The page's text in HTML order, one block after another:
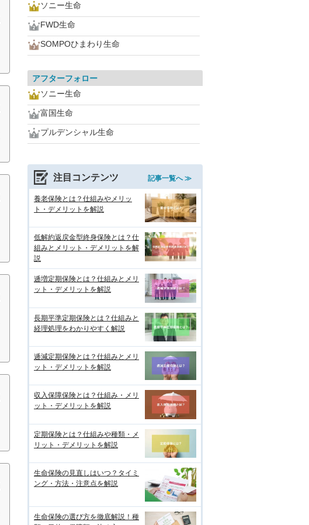
ソニー生命
FWD生命
SOMPOひまわり生命
アフターフォロー
ソニー生命
富国生命
プルデンシャル生命
注目コンテンツ 記事一覧へ ≫
養老保険とは？仕組みやメリッ
ト・デメリットを解説
低解約返戻金型終身保険とは？仕
組みとメリット・デメリットを解
説
逓増定期保険とは？仕組みとメリ
ット・デメリットを解説
長期平準定期保険とは？仕組みと
経理処理をわかりやすく解説
逓減定期保険とは？仕組みとメリ
ット・デメリットを解説
収入保障保険とは？仕組み・メリ
ット・デメリットを解説
定期保険とは？仕組みや種類・メ
リット・デメリットを解説
生命保険の見直しはいつ？タイミ
ング・方法・注意点を解説
生命保険の選び方を徹底解説！種